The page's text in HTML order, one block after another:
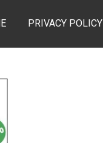
PRIVACY POLICY